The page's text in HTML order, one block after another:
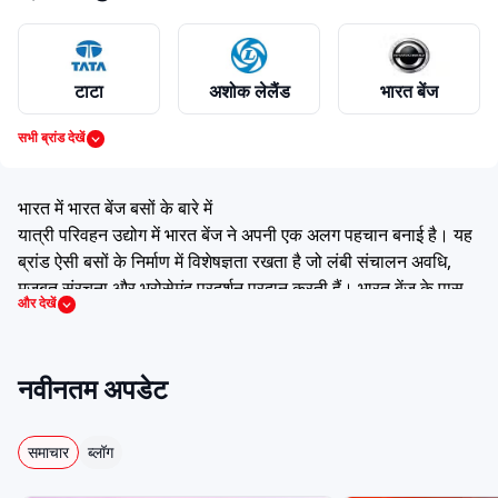
टाटा अशोक लेलैंड भारत बेंज
वोल्वो स्वराज माजदा
आइशर
सभी ब्रांड देखें
भारत में भारत बेंज बसों के बारे में
यात्री परिवहन उद्योग में भारत बेंज ने अपनी एक अलग पहचान बनाई है। यह
ब्रांड ऐसी बसों के निर्माण में विशेषज्ञता रखता है जो लंबी संचालन अवधि,
मजबूत संरचना और भरोसेमंद प्रदर्शन प्रदान करती हैं। भारत बेंज के पास
लंबी दूरी की यात्रा, सिटी सर्विस, कर्मचारी परिवहन और स्कूल ट्रांसपोर्ट
ऑपरेटर्स अपनी रूट आवश्यकताओं और ऑपरेशन बजट के अनुसार मॉडल
चुन सकते हैं, क्योंकि इस ब्रांड में विभिन्न सीटिंग लेआउट और फ्यूल विकल्प
लगातार सुधार के कारण भारत बेंज बसें परिवहन आवश्यकताओं को पूरा करने
के साथ-साथ किफायती संचालन भी प्रदान करती हैं।
और देखें
नवीनतम अपडेट
समाचार ब्लॉग